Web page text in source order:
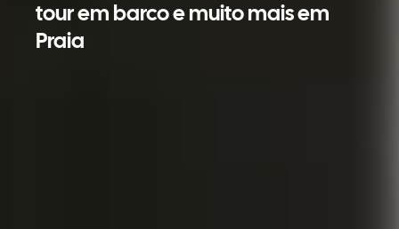
tour em barco e muito mais em
Praia